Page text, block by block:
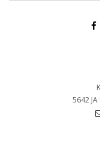
5642 JA